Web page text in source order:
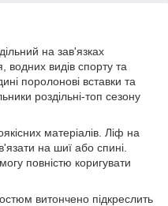
на зав'язках
водних видів спорту та
поролонові вставки та
роздільні-топ сезону
матеріалів. Ліф на
на шиї або спині.
повністю коригувати
витончено підкреслить